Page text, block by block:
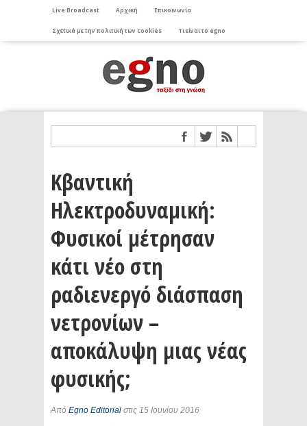
Live Broadcast Αρχική Επικοινωνία
Σχετικά με την πολιτική των Cookies Τι είναι το egno
Κβαντική
Ηλεκτροδυναμική:
Φυσικοί μέτρησαν
κάτι νέο στη
ραδιενεργό διάσπαση
νετρονίων –
αποκάλυψη μιας νέας
φυσικής;
Από Egno Editorial στις 15 Ιουνίου 2016